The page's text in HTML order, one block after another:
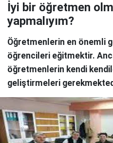
İyi bir öğretmen
yapmalıyım?
Öğretmenlerin en önemli
öğrencileri eğitmektir.
öğretmenlerin kendi
geliştirmeleri